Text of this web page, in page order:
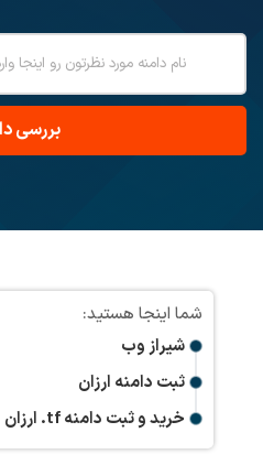
شیراز وب
ثبت دامنه ارزان
خرید و ثبت دامنه.tf ارزان